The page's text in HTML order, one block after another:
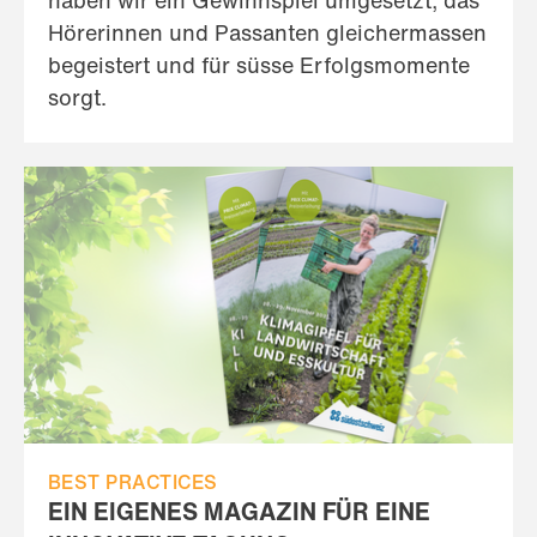
Hörerinnen und Passanten gleichermassen
begeistert und für süsse Erfolgsmomente
sorgt.
BEST PRACTICES
EIN EIGENES MAGAZIN FÜR EINE